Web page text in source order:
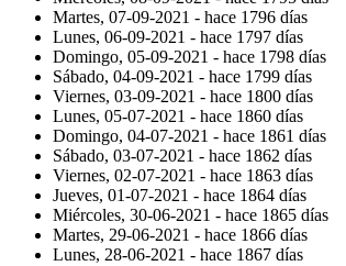
Martes, 07-09-2021 - hace 1796 días
Lunes, 06-09-2021 - hace 1797 días
Domingo, 05-09-2021 - hace 1798 días
Sábado, 04-09-2021 - hace 1799 días
Viernes, 03-09-2021 - hace 1800 días
Lunes, 05-07-2021 - hace 1860 días
Domingo, 04-07-2021 - hace 1861 días
Sábado, 03-07-2021 - hace 1862 días
Viernes, 02-07-2021 - hace 1863 días
Jueves, 01-07-2021 - hace 1864 días
Miércoles, 30-06-2021 - hace 1865 días
Martes, 29-06-2021 - hace 1866 días
Lunes, 28-06-2021 - hace 1867 días